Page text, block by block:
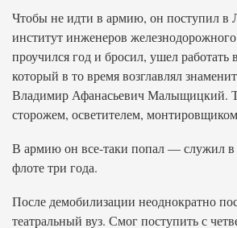
Чтобы не идти в армию, он поступил в
институт инженеров
проучился год и бросил, ушел
который в то время возглавлял
Владимир Афанасьевич Малыщицкий.
сторожем, осветителем,
В армию он все-таки попал — служил в
флоте три года.
После демобилизации неоднократно
театральный вуз. Смог поступить с